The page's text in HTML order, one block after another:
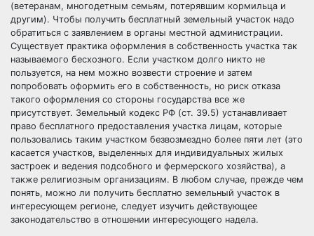
(ветеранам, многодетным семьям, потерявшим кормильца и
другим). Чтобы получить бесплатный земельный участок надо
обратиться с заявлением в органы местной администрации.
Существует практика оформления в собственность участка так
называемого бесхозного. Если участком долго никто не
пользуется, на нем можно возвести строение и затем
попробовать оформить его в собственность, но риск отказа
такого оформления со стороны государства все же
присутствует. Земельный кодекс РФ (ст. 39.5) устанавливает
право бесплатного предоставления участка лицам, которые
пользовались таким участком безвозмездно более пяти лет (это
касается участков, выделенных для индивидуальных жилых
застроек и ведения подсобного и фермерского хозяйства), а
также религиозным организациям. В любом случае, прежде чем
понять, можно ли получить бесплатно земельный участок в
интересующем регионе, следует изучить действующее
законодательство в отношении интересующего надела.